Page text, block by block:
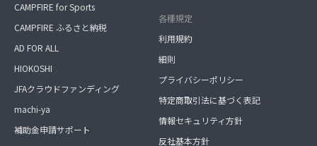
CAMPFIRE for Sports
CAMPFIRE ふるさと納税
AD FOR ALL
HIOKOSHI
JFAクラウドファンディング
machi-ya
補助金申請サポート
各種規定
利用規約
細則
プライバシーポリシー
特定商取引法に基づく表記
情報セキュリティ方針
反社基本方針